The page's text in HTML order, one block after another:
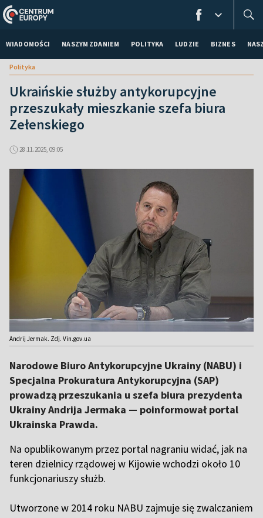
WIADOMOŚCI NASZYM ZDANIEM POLITYKA LUDZIE BIZNES
Polityka
Ukraińskie służby antykorupcyjne
przeszukały mieszkanie szefa biura
Zełenskiego
28.11.2025, 09:05
Andrij Jermak. Zdj. Vin.gov.ua
Narodowe Biuro Antykorupcyjne Ukrainy (NABU) i
Specjalna Prokuratura Antykorupcyjna (SAP)
prowadzą przeszukania u szefa biura prezydenta
Ukrainy Andrija Jermaka — poinformował portal
Ukrainska Prawda.
Na opublikowanym przez portal nagraniu widać, jak na
teren dzielnicy rządowej w Kijowie wchodzi około 10
funkcjonariuszy służb.
Utworzone w 2014 roku NABU zajmuje się zwalczaniem